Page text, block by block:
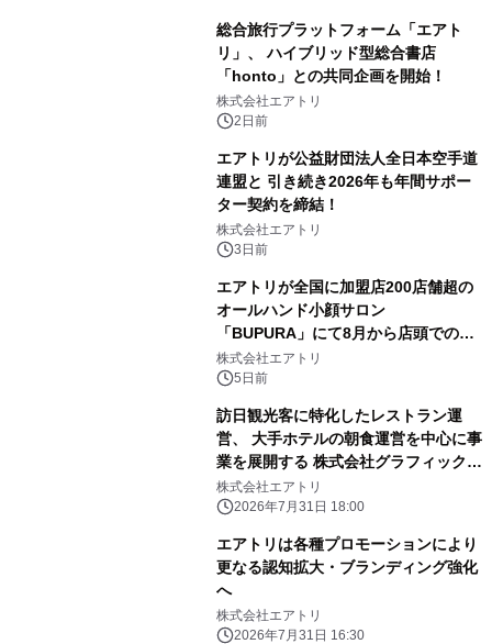
総合旅行プラットフォーム「エアト
リ」、 ハイブリッド型総合書店
「honto」との共同企画を開始！
株式会社エアトリ
2日前
エアトリが公益財団法人全日本空手道
連盟と 引き続き2026年も年間サポー
ター契約を締結！
株式会社エアトリ
3日前
エアトリが全国に加盟店200店舗超の
オールハンド小顔サロン
「BUPURA」にて8月から店頭でのプ
レゼント企画を開始！
株式会社エアトリ
5日前
訪日観光客に特化したレストラン運
営、 大手ホテルの朝食運営を中心に事
業を展開する 株式会社グラフィックホ
ールディングスと資本業務提携
株式会社エアトリ
2026年7月31日 18:00
エアトリは各種プロモーションにより
更なる認知拡大・ブランディング強化
へ
株式会社エアトリ
2026年7月31日 16:30